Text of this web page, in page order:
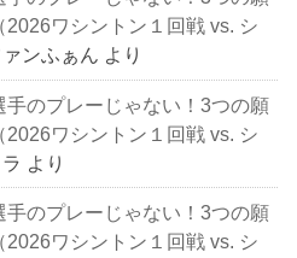
ワシントン１回戦 vs. シ
ンふぁん より
手のプレーじゃない！3つの願
ワシントン１回戦 vs. シ
より
手のプレーじゃない！3つの願
ワシントン１回戦 vs. シ